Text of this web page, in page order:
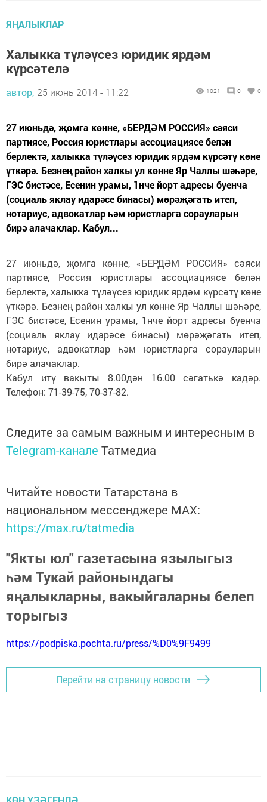
ЯҢАЛЫКЛАР
Халыкка түләүсез юридик ярдәм
күрсәтелә
автор, 25 июнь 2014 - 11:22 1021 0 0
27 июньдә, җомга көнне, «БЕРДӘМ РОССИЯ» сәяси
партиясе, Россия юристлары ассоциациясе белән
берлектә, халыкка түләүсез юридик ярдәм күрсәтү көне
үткәрә. Безнең район халкы ул көнне Яр Чаллы шәһәре,
ГЭС бистәсе, Есенин урамы, 1нче йорт адресы буенча
(социаль яклау идарәсе бинасы) мөрәҗәгать итеп,
нотариус, адвокатлар һәм юристларга сорауларын
бирә алачаклар. Кабул...
27 июньдә, җомга көнне, «БЕРДӘМ РОССИЯ» сәяси
партиясе, Россия юристлары ассоциациясе белән
берлектә, халыкка түләүсез юридик ярдәм күрсәтү көне
үткәрә. Безнең район халкы ул көнне Яр Чаллы шәһәре,
ГЭС бистәсе, Есенин урамы, 1нче йорт адресы буенча
(социаль яклау идарәсе бинасы) мөрәҗәгать итеп,
нотариус, адвокатлар һәм юристларга сорауларын
бирә алачаклар.
Кабул итү вакыты 8.00дән 16.00 сәгатькә кадәр.
Телефон: 71-39-75, 70-37-82.
Следите за самым важным и интересным в
Telegram-канале Татмедиа
Читайте новости Татарстана в
национальном мессенджере MАХ:
https://max.ru/tatmedia
"Якты юл" газетасына язылыгыз
һәм Тукай районындагы
яңалыкларны, вакыйгаларны белеп
торыгыз
https://podpiska.pochta.ru/press/%D0%9F9499
Перейти на страницу новости